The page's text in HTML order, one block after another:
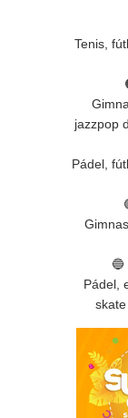
Tenis,
jazzpop
Pádel,
Gimnasia
🔵
Pádel,